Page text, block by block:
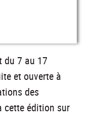
du 7 au 17
et ouverte à
des
cette édition sur